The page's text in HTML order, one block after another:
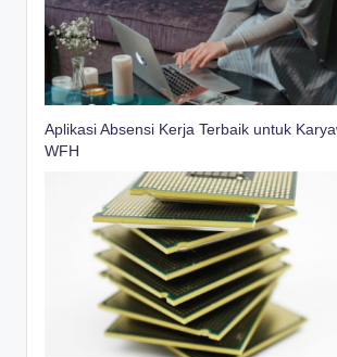
Aplikasi Absensi Kerja Terbaik untuk
WFH